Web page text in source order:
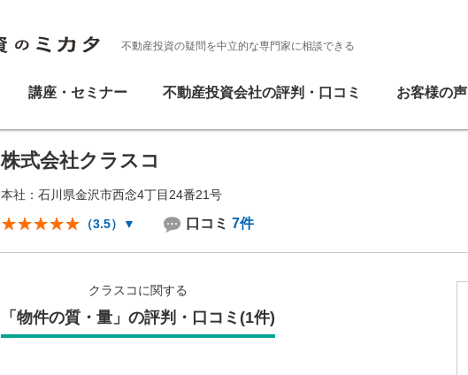
不動産投資の疑問を中立的な専門家に相談できる
講座・セミナー 不動産投資会社の評判・口コミ お客様の声
株式会社クラスコ
本社：石川県金沢市西念4丁目24番21号
（3.5） ▼ 口コミ 7件
クラスコに関する
「物件の質・量」の評判・口コミ(1件)